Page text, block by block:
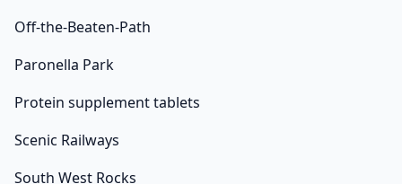
Off-the-Beaten-Path
Paronella Park
Protein supplement tablets
Scenic Railways
South West Rocks